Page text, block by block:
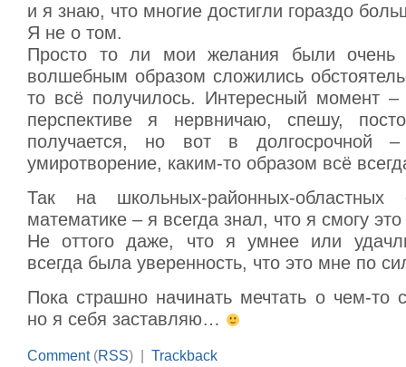
и я знаю, что многие достигли гораздо
Я не о том.
Просто то ли мои желания были очень
волшебным образом сложились
то всё получилось. Интересный момент –
перспективе я нервничаю, спешу,
получается, но вот в долгосрочной –
умиротворение, каким-то образом всё
Так на школьных-районных-областных
математике – я всегда знал, что я смогу
Не оттого даже, что я умнее или
всегда была уверенность, что это мне по
Пока страшно начинать мечтать о чем-то
но я себя заставляю…
Comment(RSS) | Trackback